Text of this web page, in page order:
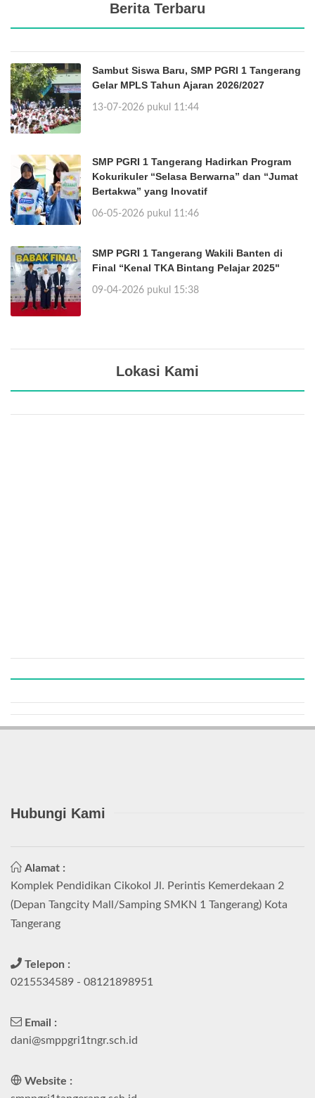
Berita Terbaru
Sambut Siswa Baru, SMP PGRI 1 Tangerang
Gelar MPLS Tahun Ajaran 2026/2027
13-07-2026 pukul 11:44
SMP PGRI 1 Tangerang Hadirkan Program
Kokurikuler “Selasa Berwarna” dan “Jumat
Bertakwa” yang Inovatif
06-05-2026 pukul 11:46
SMP PGRI 1 Tangerang Wakili Banten di
Final “Kenal TKA Bintang Pelajar 2025"
09-04-2026 pukul 15:38
Lokasi Kami
Hubungi Kami
Alamat :
Komplek Pendidikan Cikokol Jl. Perintis Kemerdekaan 2
(Depan Tangcity Mall/Samping SMKN 1 Tangerang) Kota
Tangerang
Telepon :
0215534589 - 08121898951
Email :
dani@smppgri1tngr.sch.id
Website :